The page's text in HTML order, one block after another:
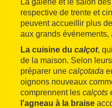
La galerie et le salon
respective de trente et
peuvent accueillir plus
aux grands
La cuisine du calçot,
de la maison. Selon
préparer une calçotada
oignons nouveaux
comprennent les calçots
l'agneau à la braise